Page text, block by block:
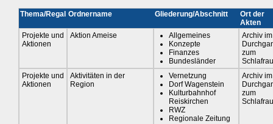
Thema/Regal Ordnername Gliederung/Abschnitt
Ort der
Akten
Projekte und
Aktionen
Aktion Ameise
Allgemeines
Konzepte
Finanzes
Bundesländer
Archiv im
zum
Projekte und
Aktionen
Aktivitäten in der
Region
Vernetzung
Dorf Wagenstein
Kulturbahnhof
Reiskirchen
RWZ
Regionale Zeitung
Archiv im
zum